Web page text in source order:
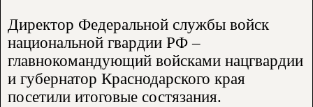
Директор Федеральной службы войск
национальной гвардии РФ –
главнокомандующий войсками нацгвардии
и губернатор Краснодарского края
посетили итоговые состязания.